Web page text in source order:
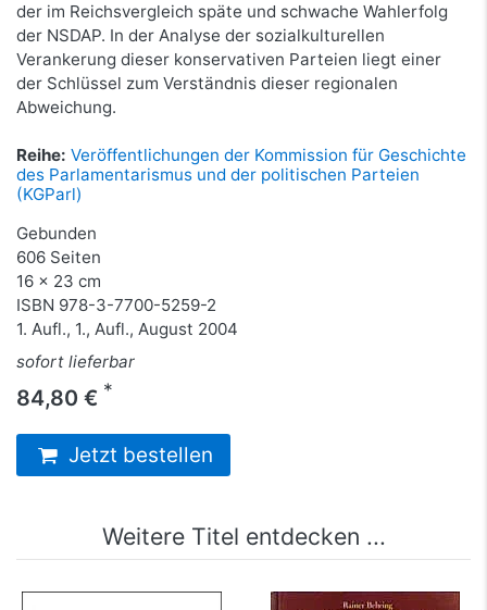
der im Reichsvergleich späte und schwache Wahlerfolg
der NSDAP. In der Analyse der sozialkulturellen
Verankerung dieser konservativen Parteien liegt einer
der Schlüssel zum Verständnis dieser regionalen
Abweichung.
Reihe: Veröffentlichungen der Kommission für Geschichte
des Parlamentarismus und der politischen Parteien
(KGParl)
Gebunden
606 Seiten
16 x 23 cm
ISBN 978-3-7700-5259-2
1. Aufl., 1., Aufl., August 2004
sofort lieferbar
84,80 € *
Jetzt bestellen
Weitere Titel entdecken ...